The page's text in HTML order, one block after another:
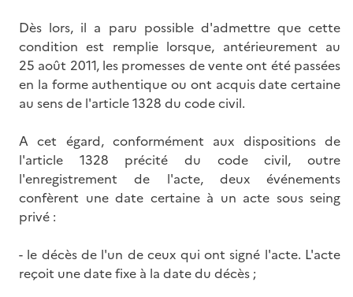
Dès lors, il a paru possible d'admettre que cette
condition est remplie lorsque, antérieurement au
25 août 2011, les promesses de vente ont été passées
en la forme authentique ou ont acquis date certaine
au sens de l'article 1328 du code civil.
A cet égard, conformément aux dispositions de
l'article 1328 précité du code civil, outre
l'enregistrement de l'acte, deux événements
confèrent une date certaine à un acte sous seing
privé :
- le décès de l'un de ceux qui ont signé l'acte. L'acte
reçoit une date fixe à la date du décès ;